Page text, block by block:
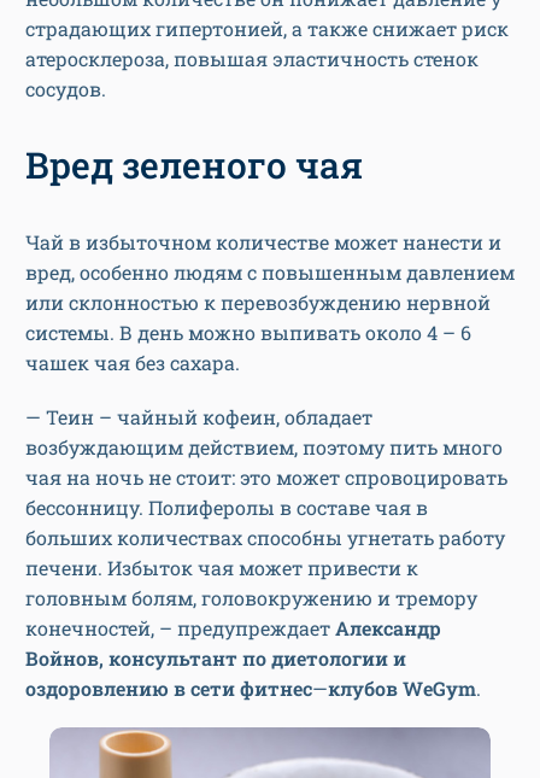
страдающих гипертонией, а также снижает риск
атеросклероза, повышая эластичность стенок
сосудов.
Вред зеленого чая
Чай в избыточном количестве может нанести и
вред, особенно людям с повышенным давлением
или склонностью к перевозбуждению нервной
системы. В день можно выпивать около 4 – 6
чашек чая без сахара.
— Теин – чайный кофеин, обладает
возбуждающим действием, поэтому пить много
чая на ночь не стоит: это может спровоцировать
бессонницу. Полиферолы в составе чая в
больших количествах способны угнетать работу
печени. Избыток чая может привести к
головным болям, головокружению и тремору
конечностей, – предупреждаетАлександр
Войнов, консультант по диетологии и
оздоровлению в сети фитнес—клубов WeGym.